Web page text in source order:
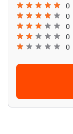
0
0
0
0
0